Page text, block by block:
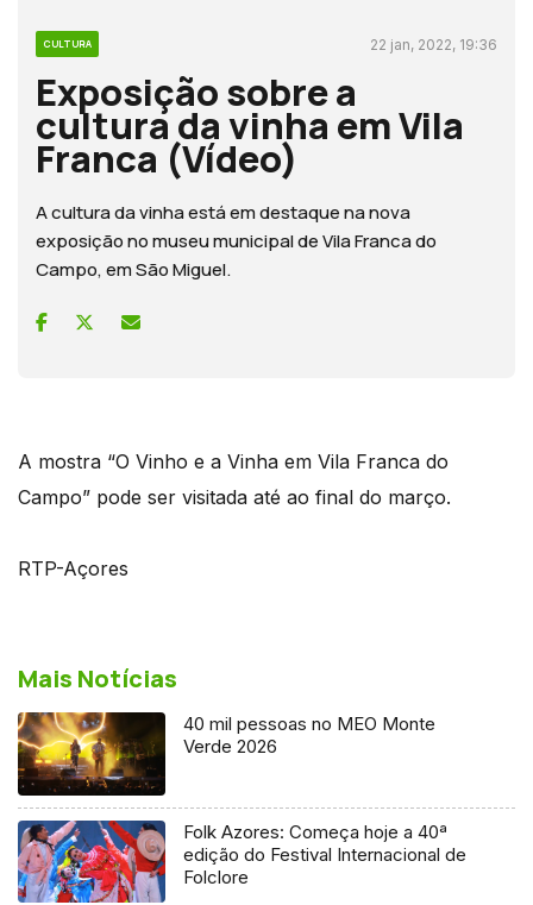
CULTURA 22 jan, 2022, 19:36
Exposição sobre a
cultura da vinha em Vila
Franca (Vídeo)
A cultura da vinha está em destaque na nova
exposição no museu municipal de Vila Franca do
Campo, em São Miguel.
A mostra “O Vinho e a Vinha em Vila Franca do
Campo” pode ser visitada até ao final do março.
RTP-Açores
Mais Notícias
40 mil pessoas no MEO Monte
Verde 2026
Folk Azores: Começa hoje a 40ª
edição do Festival Internacional de
Folclore